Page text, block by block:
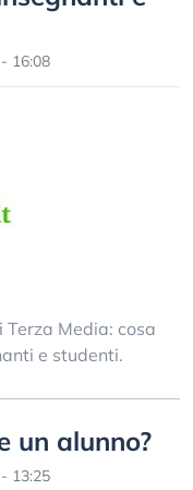
16:08
Terza Media: cosa
e studenti.
un alunno?
13:25